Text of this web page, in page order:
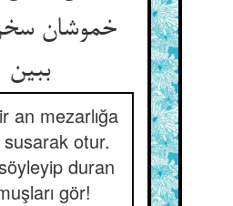
خموشان
ببین
an mezarlığa
otur.
duran
gör!